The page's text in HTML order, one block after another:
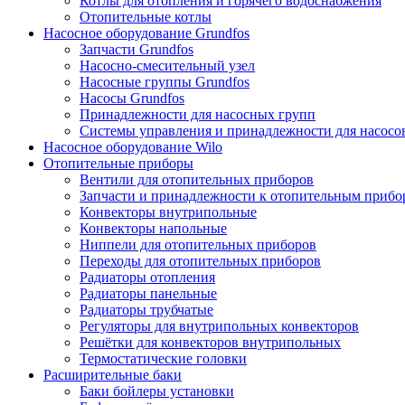
Отопительные котлы
Насосное оборудование Grundfos
Запчасти Grundfos
Насосно-смесительный узел
Насосные группы Grundfos
Насосы Grundfos
Принадлежности для насосных групп
Системы управления и принадлежности для
Насосное оборудование Wilo
Отопительные приборы
Вентили для отопительных приборов
Запчасти и принадлежности к отопительным
Конвекторы внутрипольные
Конвекторы напольные
Ниппели для отопительных приборов
Переходы для отопительных приборов
Радиаторы отопления
Радиаторы панельные
Радиаторы трубчатые
Регуляторы для внутрипольных конвекторов
Решётки для конвекторов внутрипольных
Термостатические головки
Расширительные баки
Баки бойлеры установки